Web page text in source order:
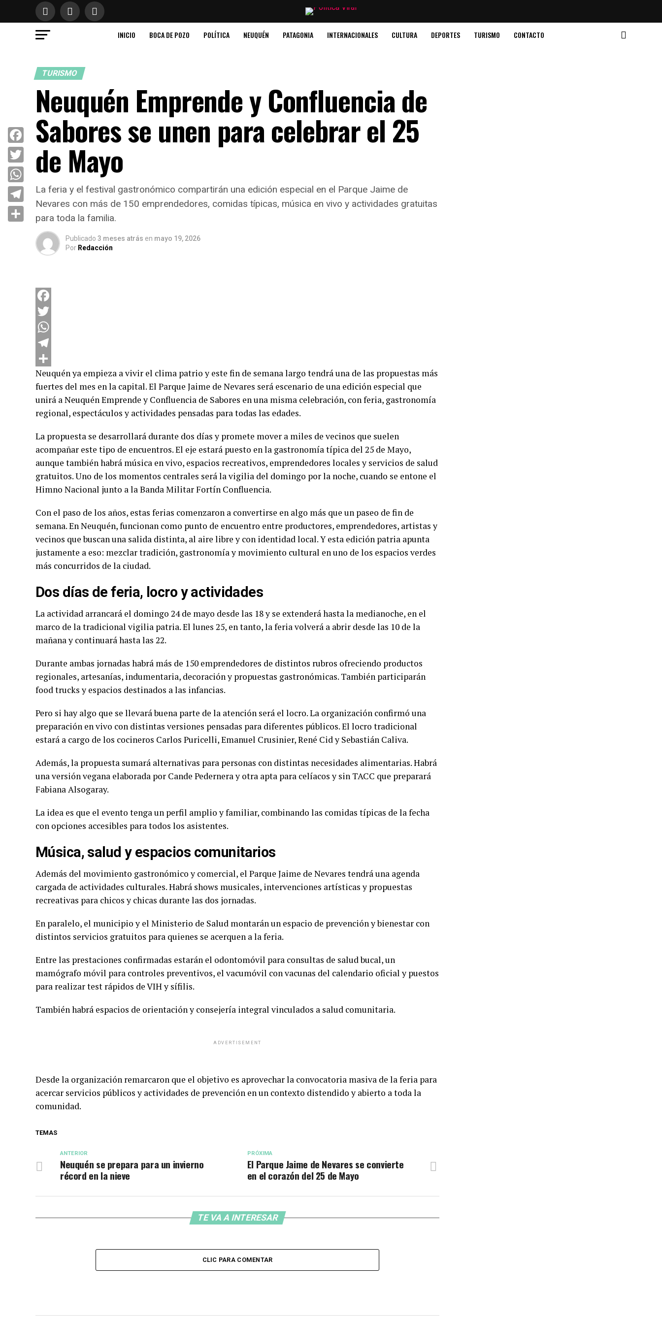
INICIO BOCA DE POZO POLÍTICA NEUQUÉN PATAGONIA INTERNACIONALES CULTURA DEPORTES TURISMO CONTACTO
TURISMO
Neuquén Emprende y Confluencia de
Sabores se unen para celebrar el 25
de Mayo
La feria y el festival gastronómico compartirán una edición especial en el Parque Jaime de
Nevares con más de 150 emprendedores, comidas típicas, música en vivo y actividades gratuitas
para toda la familia.
Publicado 3 meses atrás en mayo 19, 2026
Por Redacción
Facebook
Twitter
WhatsApp
Telegram
Compartir
Neuquén ya empieza a vivir el clima patrio y este fin de semana largo tendrá una de las propuestas más
fuertes del mes en la capital. El Parque Jaime de Nevares será escenario de una edición especial que
unirá a Neuquén Emprende y Confluencia de Sabores en una misma celebración, con feria, gastronomía
regional, espectáculos y actividades pensadas para todas las edades.
La propuesta se desarrollará durante dos días y promete mover a miles de vecinos que suelen
acompañar este tipo de encuentros. El eje estará puesto en la gastronomía típica del 25 de Mayo,
aunque también habrá música en vivo, espacios recreativos, emprendedores locales y servicios de salud
gratuitos. Uno de los momentos centrales será la vigilia del domingo por la noche, cuando se entone el
Himno Nacional junto a la Banda Militar Fortín Confluencia.
Con el paso de los años, estas ferias comenzaron a convertirse en algo más que un paseo de fin de
semana. En Neuquén, funcionan como punto de encuentro entre productores, emprendedores, artistas y
vecinos que buscan una salida distinta, al aire libre y con identidad local. Y esta edición patria apunta
justamente a eso: mezclar tradición, gastronomía y movimiento cultural en uno de los espacios verdes
más concurridos de la ciudad.
Dos días de feria, locro y actividades
La actividad arrancará el domingo 24 de mayo desde las 18 y se extenderá hasta la medianoche, en el
marco de la tradicional vigilia patria. El lunes 25, en tanto, la feria volverá a abrir desde las 10 de la
mañana y continuará hasta las 22.
Durante ambas jornadas habrá más de 150 emprendedores de distintos rubros ofreciendo productos
regionales, artesanías, indumentaria, decoración y propuestas gastronómicas. También participarán
food trucks y espacios destinados a las infancias.
Pero si hay algo que se llevará buena parte de la atención será el locro. La organización confirmó una
preparación en vivo con distintas versiones pensadas para diferentes públicos. El locro tradicional
estará a cargo de los cocineros Carlos Puricelli, Emanuel Crusinier, René Cid y Sebastián Caliva.
Además, la propuesta sumará alternativas para personas con distintas necesidades alimentarias. Habrá
una versión vegana elaborada por Cande Pedernera y otra apta para celíacos y sin TACC que preparará
Fabiana Alsogaray.
La idea es que el evento tenga un perfil amplio y familiar, combinando las comidas típicas de la fecha
con opciones accesibles para todos los asistentes.
Música, salud y espacios comunitarios
Además del movimiento gastronómico y comercial, el Parque Jaime de Nevares tendrá una agenda
cargada de actividades culturales. Habrá shows musicales, intervenciones artísticas y propuestas
recreativas para chicos y chicas durante las dos jornadas.
En paralelo, el municipio y el Ministerio de Salud montarán un espacio de prevención y bienestar con
distintos servicios gratuitos para quienes se acerquen a la feria.
Entre las prestaciones confirmadas estarán el odontomóvil para consultas de salud bucal, un
mamógrafo móvil para controles preventivos, el vacumóvil con vacunas del calendario oficial y puestos
para realizar test rápidos de VIH y sífilis.
También habrá espacios de orientación y consejería integral vinculados a salud comunitaria.
ADVERTISEMENT
Desde la organización remarcaron que el objetivo es aprovechar la convocatoria masiva de la feria para
acercar servicios públicos y actividades de prevención en un contexto distendido y abierto a toda la
comunidad.
TEMAS
PRÓXIMA
El Parque Jaime de Nevares se convierte
en el corazón del 25 de Mayo
ANTERIOR
Neuquén se prepara para un invierno
récord en la nieve
TE VA A INTERESAR
CLIC PARA COMENTAR
Facebook
Twitter
WhatsApp
Telegram